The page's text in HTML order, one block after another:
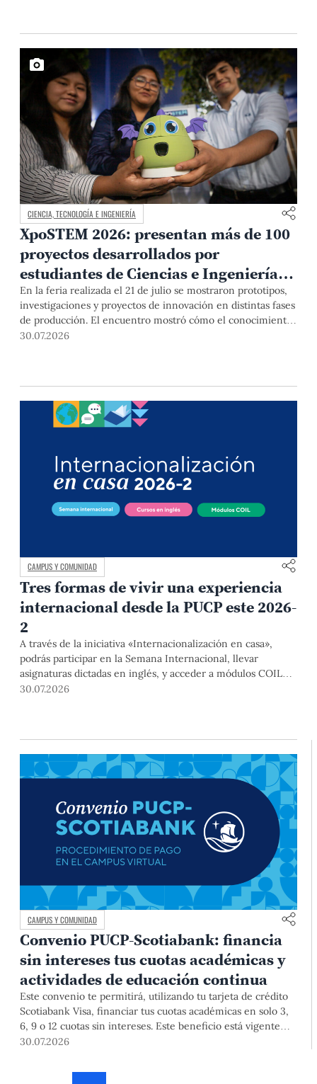
CIENCIA, TECNOLOGÍA E INGENIERÍA
XpoSTEM 2026: presentan más de 100
proyectos desarrollados por
estudiantes de Ciencias e Ingeniería
PUCP orientados a atender
necesidades del país
En la feria realizada el 21 de julio se mostraron prototipos,
investigaciones y proyectos de innovación en distintas fases
de producción. El encuentro mostró cómo el conocimiento
adquirido en las aulas puede responder a desafíos concretos
30.07.2026
CAMPUS Y COMUNIDAD
Tres formas de vivir una experiencia
internacional desde la PUCP este 2026-
2
A través de la iniciativa «Internacionalización en casa»,
podrás participar en la Semana Internacional, llevar
asignaturas dictadas en inglés, y acceder a módulos COIL
junto con estudiantes y docentes de universidades
30.07.2026
CAMPUS Y COMUNIDAD
Convenio PUCP-Scotiabank: financia
sin intereses tus cuotas académicas y
actividades de educación continua
Este convenio te permitirá, utilizando tu tarjeta de crédito
Scotiabank Visa, financiar tus cuotas académicas en solo 3,
6, 9 o 12 cuotas sin intereses. Este beneficio está vigente
hasta el 31 de diciembre de 2026, y aplica para pagos de
trámites académicos, diplomaturas, programas, cursos o
30.07.2026